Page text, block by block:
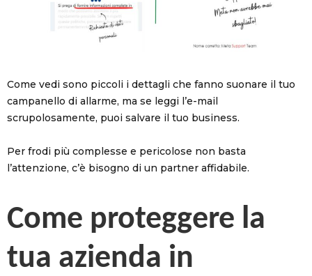
Come vedi sono piccoli i dettagli che fanno suonare il tuo
campanello di allarme, ma se leggi l’e-mail
scrupolosamente, puoi salvare il tuo business.
Per frodi più complesse e pericolose non basta
l’attenzione, c’è bisogno di un partner affidabile.
Come proteggere la
tua azienda in